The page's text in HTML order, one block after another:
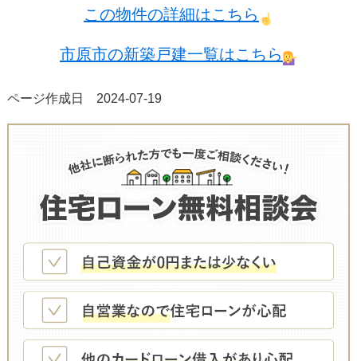
この物件の詳細はこちら
市原市の新築戸建一覧はこちら
ページ作成日 2024-07-19